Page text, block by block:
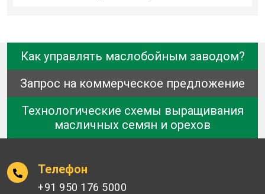
Как управлять маслобойным заводом?
Запрос на коммерческое предложение
Технологические схемы выращивания
масличных семян и орехов
Телефон
+91 950 176 5000